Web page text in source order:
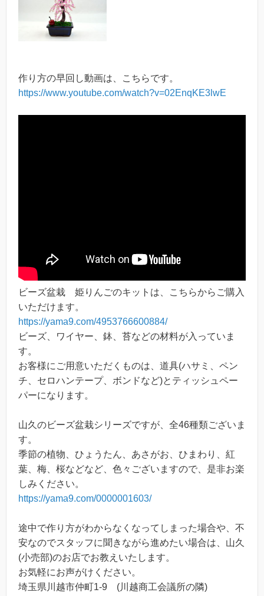
作り方の早回し動画は、こちらです。
https://www.youtube.com/watch?v=02EnqKE3lwE
ビーズ盆栽 姫りんごのキットは、こちらからご購入
いただけます。
https://yama9.com/4953766600884/
ビーズ、ワイヤー、鉢、苔などの材料が入っていま
す。
お客様にご用意いただくものは、道具(ハサミ、ペン
チ、セロハンテープ、ボンドなど)とティッシュペー
パーになります。
山久のビーズ盆栽シリーズですが、全46種類ございま
す。
季節の植物、ひょうたん、あさがお、ひまわり、紅
葉、梅、桜などなど、色々ございますので、是非お楽
しみください。
https://yama9.com/0000001603/
途中で作り方がわからなくなってしまった場合や、不
安なのでスタッフに聞きながら進めたい場合は、山久
(小売部)のお店でお教えいたします。
お気軽にお声がけください。
埼玉県川越市仲町1-9 (川越商工会議所の隣)